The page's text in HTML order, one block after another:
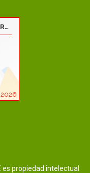
es propiedad intelectual